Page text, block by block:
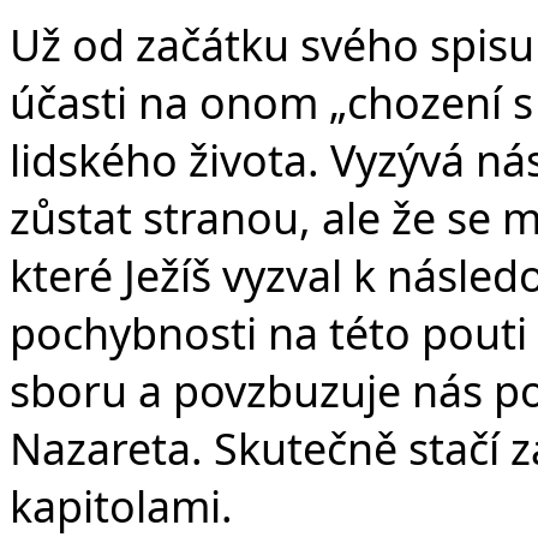
Už od začátku svého
účasti na onom „chození
lidského života. Vyzývá
zůstat stranou, ale že se
které Ježíš vyzval k
pochybnosti na této
sboru a povzbuzuje nás
Nazareta. Skutečně stačí
kapitolami.